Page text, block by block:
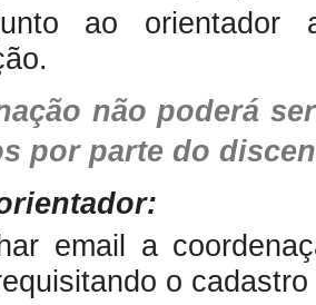
ao orientador
não poderá
por parte do
email a
o